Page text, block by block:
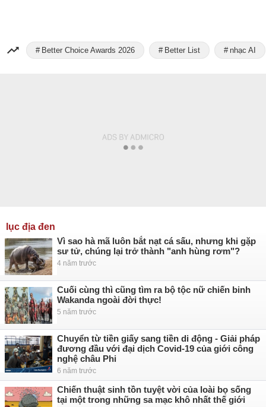
Better Choice Awards 2026 Better List nhạc AI
lục địa đen
Vì sao hà mã luôn bắt nạt cá sấu, nhưng khi gặp
sư tử, chúng lại trở thành "anh hùng rơm"?
4 năm trước
Cuối cùng thì cũng tìm ra bộ tộc nữ chiến binh
Wakanda ngoài đời thực!
5 năm trước
Chuyển từ tiền giấy sang tiền di động - Giải pháp
đương đầu với đại dịch Covid-19 của giới công
nghệ châu Phi
6 năm trước
Chiến thuật sinh tồn tuyệt vời của loài bọ sống
tại một trong những sa mạc khô nhất thế giới